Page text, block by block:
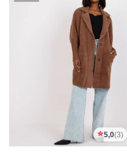
5,0(3)